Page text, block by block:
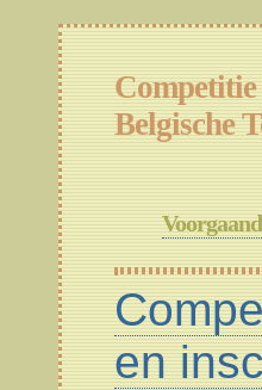
Belgische
en